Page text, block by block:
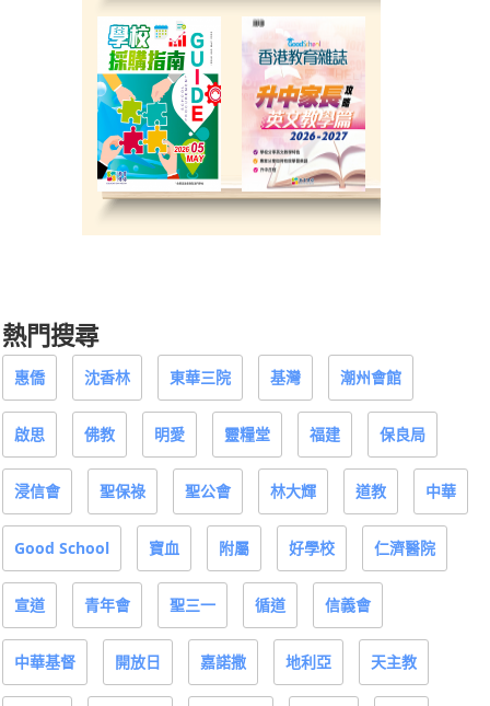
熱門搜尋
惠僑 沈香林 東華三院 基灣 潮州會館
啟思 佛教 明愛 靈糧堂 福建 保良局
浸信會 聖保祿 聖公會 林大輝 道教 中華
Good School 寶血 附屬 好學校 仁濟醫院
宣道 青年會 聖三一 循道 信義會
中華基督 開放日 嘉諾撒 地利亞 天主教